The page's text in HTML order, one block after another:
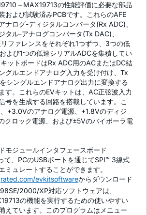
～MAX19713の性能評価に必要な部品
および試験済みPCBです。これらのAFE
ナログ-ディジタルコンバータ(Rx ADC)、
タル-アナログコンバータ(Tx DAC)、
ファレンスをそれぞれ1つずつ、3つの低
よび1つの低速シリアルADCを集積してい
ットボードはRx ADC用のACまたはDC結
グルエンドアナログ入力を受け付け、Tx
シングルエンドアナログ出力に変換する
す。これらのEVキットは、AC正弦波入力
号を生成する回路を搭載しています。こ
+3.0Vのアナログ電源、+1.8Vのディジ
クロック電源、および±5Vのバイポーラ電
モジュールインタフェースボード
て、PCのUSBポートを通じてSPI™ 3線式
ミュレートすることができます。
evkitsoftwareからダウンロード
2000/XP対応ソフトウェアは、
の機能を実行するための使いやすい
えています。このプログラムはメニュー